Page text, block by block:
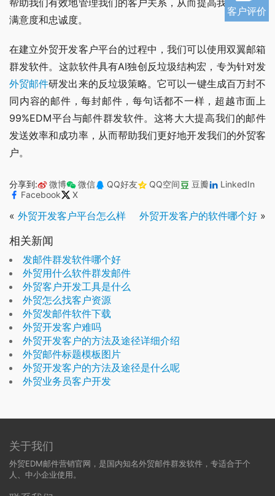
帮助我们有效地管理我们的客户关系，从而提高我们的客户
满意度和忠诚度。
在建立外贸开发客户平台的过程中，我们可以使用双翼邮箱
群发软件。这款软件具有AI独创反垃圾结构宏，专为针对发
外贸邮件研发出来的反垃圾策略。它可以一键生成百万封不
同内容的邮件，每封邮件，每句话都不一样，超越市面上
99%EDM平台与邮件群发软件。这将大大提高我们的邮件
发送效率和成功率，从而帮助我们更好地开发我们的外贸客
户。
分享到: 微博 微信 QQ好友 QQ空间 豆瓣
LinkedIn
Facebook
X
« 外贸开发客户平台怎么样 外贸开发客户的软件哪个好 »
相关新闻
发邮件群发软件哪个好
外贸用什么软件群发邮件
外贸客户开发工具是什么
外贸怎么找客户资源
外贸发邮件软件下载
外贸开发客户难吗
外贸开发客户的方法及途径详细介绍
外贸邮件标题模板图片
外贸开发客户的方法及途径是什么呢
外贸业务员客户开发
关于我们
外贸EDM邮件营销官网，是国内知名外贸邮件群发软件，专适合于个
人、中小企业使用。
客户评价